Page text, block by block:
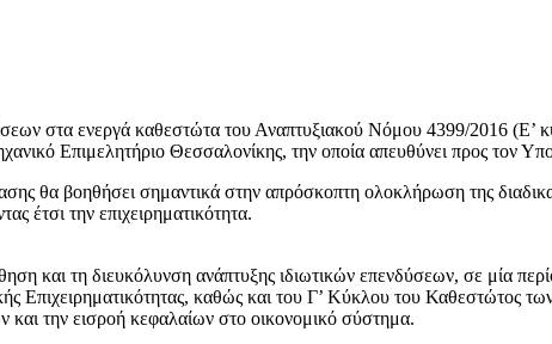
στα ενεργά καθεστώτα του Αναπτυξιακού Νόμου 4399/2016 (Ε’
Επιμελητήριο Θεσσαλονίκης, την οποία απευθύνει προς
θα βοηθήσει σημαντικά στην απρόσκοπτη ολοκλήρωση της
έτσι την επιχειρηματικότητα.
και τη διευκόλυνση ανάπτυξης ιδιωτικών επενδύσεων, σε μία
Επιχειρηματικότητας, καθώς και του Γ’ Κύκλου του
την εισροή κεφαλαίων στο οικονομικό σύστημα.